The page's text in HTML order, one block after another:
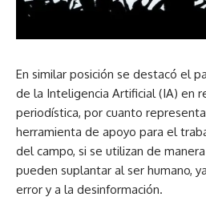
En similar posición se destacó el
de la Inteligencia Artificial (IA) en
periodística, por cuanto
herramienta de apoyo para el
del campo, si se utilizan de
pueden suplantar al ser humano,
error y a la desinformación.